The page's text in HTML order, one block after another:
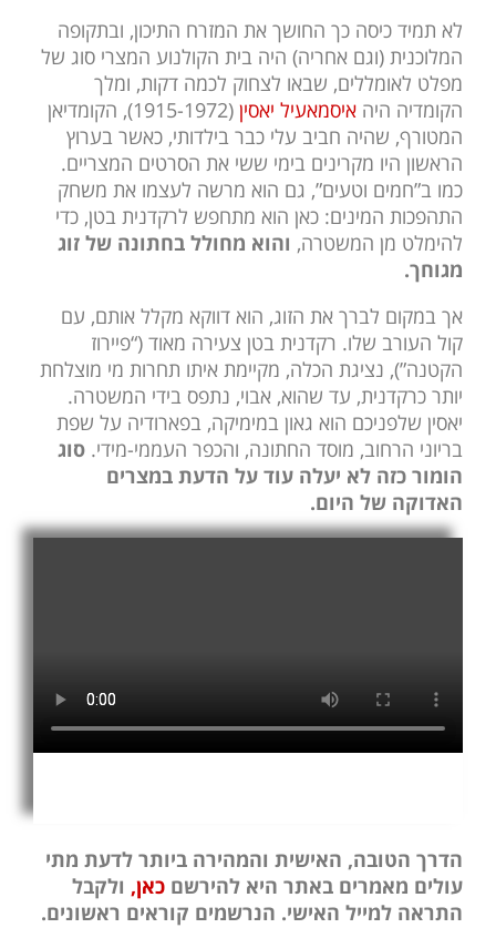
לא תמיד כיסה כך החושך את המזרח התיכון, ובתקופה
המלוכנית (וגם אחריה) היה בית הקולנוע המצרי סוג של
מפלט לאומללים, שבאו לצחוק לכמה דקות, ומלך
הקומדיה היה איסמאעיל יאסין
(1915-1972), הקומדיאן
המטורף, שהיה חביב עלי כבר בילדותי, כאשר בערוץ
הראשון היו מקרינים בימי ששי את הסרטים המצריים.
כמו ב”חמים וטעים”, גם הוא מרשה לעצמו את משחק
התהפכות המינים: כאן הוא מתחפש לרקדנית בטן, כדי
להימלט מן המשטרה, והוא מחולל בחתונה של זוג
מגוחך.
אך במקום לברך את הזוג, הוא דווקא מקלל אותם, עם
קול העורב שלו. רקדנית בטן צעירה מאוד (“פיירוז
הקטנה”), נציגת הכלה, מקיימת איתו תחרות מי מוצלחת
יותר כרקדנית, עד שהוא, אבוי, נתפס בידי המשטרה.
יאסין שלפניכם הוא גאון במימיקה, בפארודיה על שפת
בריוני הרחוב, מוסד החתונה, והכפר העממי-מידי. סוג
הומור כזה לא יעלה עוד על הדעת במצרים
האדוקה של היום.
הדרך הטובה, האישית והמהירה ביותר לדעת מתי
עולים מאמרים באתר היא להירשם כאן, ולקבל
התראה למייל האישי. הנרשמים קוראים ראשונים.